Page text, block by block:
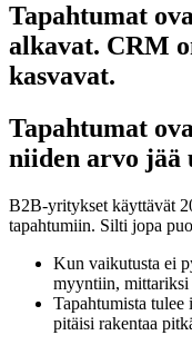
Tapahtumat
alkavat. CRM
kasvavat.
Tapahtumat
niiden arvo jää
B2B-yritykset käyttävät
tapahtumiin. Silti jopa
Kun vaikutusta ei
myyntiin, mittariksi
Tapahtumista
pitäisi rakentaa